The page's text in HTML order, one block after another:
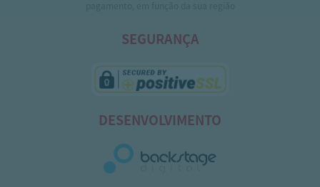
SEGURANÇA
DESENVOLVIMENTO